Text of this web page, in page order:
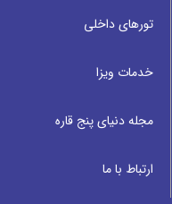
تورهای داخلی
خدمات ویزا
مجله دنیای پنج قاره
ارتباط با ما